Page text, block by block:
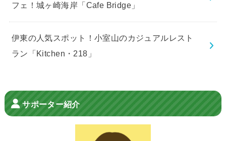
フェ！城ヶ崎海岸「Cafe Bridge」
伊東の人気スポット！小室山のカジュアルレスト
ラン「Kitchen・218」
サポーター紹介